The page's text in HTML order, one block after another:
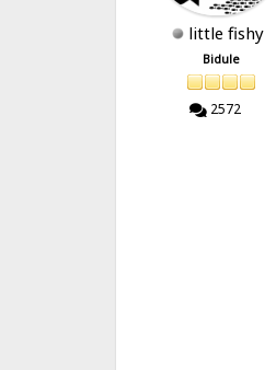
little fishy
Bidule
2572